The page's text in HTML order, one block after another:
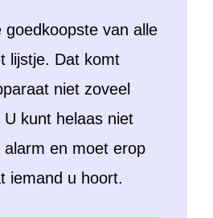
goedkoopste van alle
lijstje. Dat komt
niet zoveel
kunt helaas niet
alarm en moet erop
iemand u hoort.